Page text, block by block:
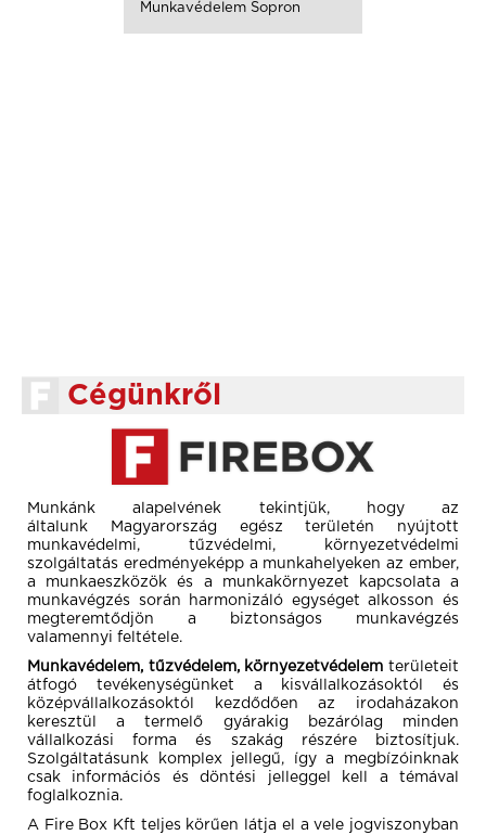
Munkavédelem Sopron
Cégünkről
Munkánk alapelvének tekintjük, hogy az
általunk Magyarország egész területén nyújtott
munkavédelmi, tűzvédelmi, környezetvédelmi
szolgáltatás eredményeképp a munkahelyeken az ember,
a munkaeszközök és a munkakörnyezet kapcsolata a
munkavégzés során harmonizáló egységet alkosson és
megteremtődjön a biztonságos munkavégzés
valamennyi feltétele.
Munkavédelem, tűzvédelem, környezetvédelem területeit
átfogó tevékenységünket a kisvállalkozásoktól és
középvállalkozásoktól kezdődően az irodaházakon
keresztül a termelő gyárakig bezárólag minden
vállalkozási forma és szakág részére biztosítjuk.
Szolgáltatásunk komplex jellegű, így a megbízóinknak
csak információs és döntési jelleggel kell a témával
foglalkoznia.
A Fire Box Kft teljes körűen látja el a vele jogviszonyban